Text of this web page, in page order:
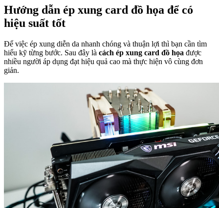
Hướng dẫn ép xung card đồ họa để có
hiệu suất tốt
Để việc ép xung diễn da nhanh chóng và thuận lợi thì bạn cần tìm
hiểu kỹ từng bước. Sau đây là cách ép xung card đồ họa được
nhiều người áp dụng đạt hiệu quả cao mà thực hiện vô cùng đơn
giản.